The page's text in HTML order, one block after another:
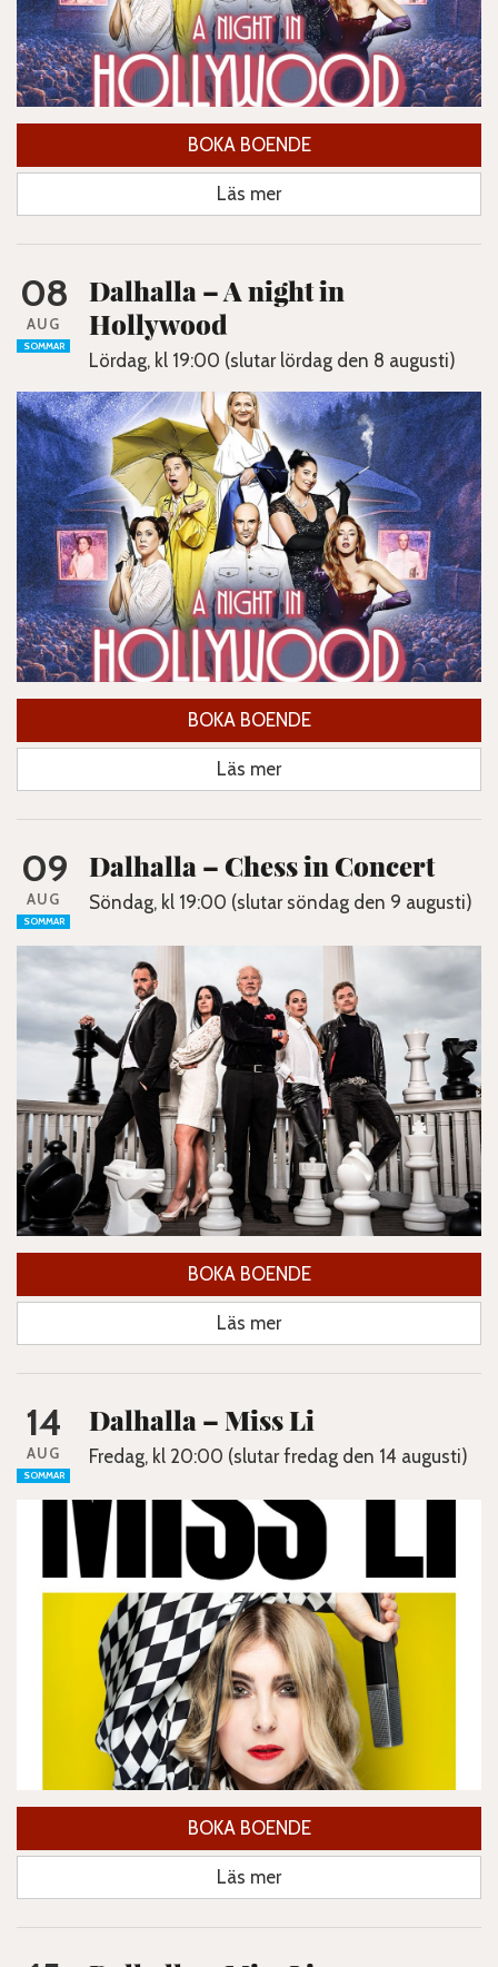
BOKA BOENDE
Läs mer
08
AUG
SOMMAR
Dalhalla – A night in
Hollywood
Lördag, kl 19:00 (slutar lördag den 8 augusti)
BOKA BOENDE
Läs mer
09
AUG
SOMMAR
Dalhalla – Chess in Concert
Söndag, kl 19:00 (slutar söndag den 9 augusti)
BOKA BOENDE
Läs mer
14
AUG
SOMMAR
Dalhalla – Miss Li
Fredag, kl 20:00 (slutar fredag den 14 augusti)
BOKA BOENDE
Läs mer